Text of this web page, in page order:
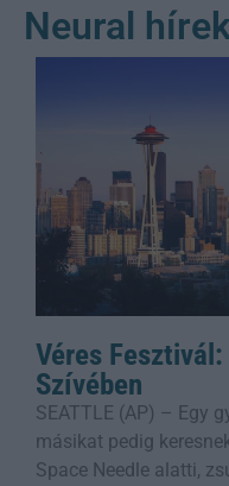
Neural
Véres
Szívében
SEATTLE (AP) – Egy
másikat pedig
Space Needle alatti,